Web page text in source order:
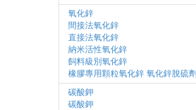
氧化鋅
間接法氧化鋅
直接法氧化鋅
納米活性氧化鋅
飼料級別氧化鋅
橡膠專用顆粒氧化鋅 氧化鋅脫硫劑
碳酸鉀
碳酸鉀